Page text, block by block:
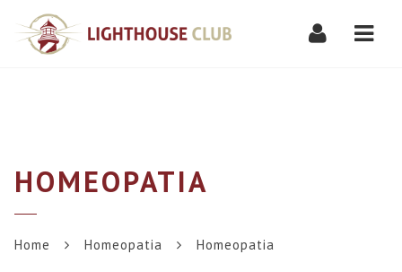
HOMEOPATIA
Home Homeopatia Homeopatia